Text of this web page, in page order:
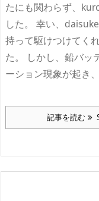
たにも関わらず、
した。 幸い、
持って駆けつけてく
た。 しかし、鉛バッ
ーション現象が起き
記事を読む